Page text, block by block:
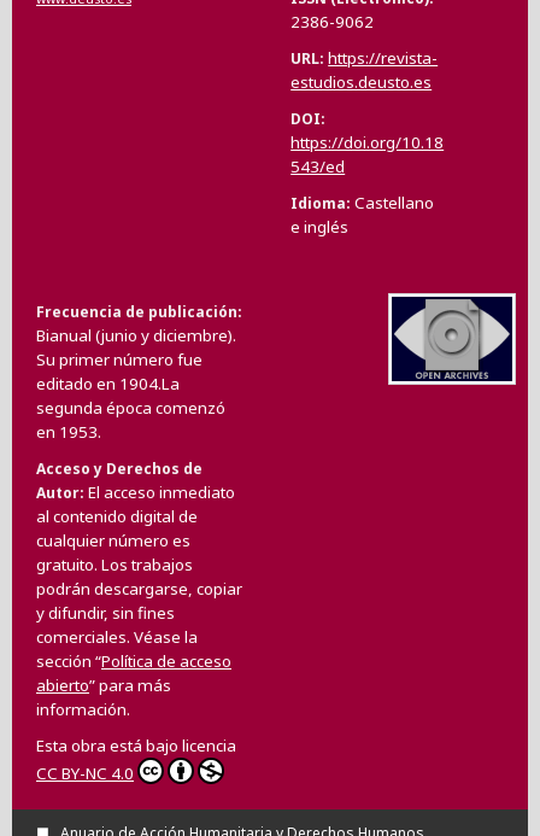
2386-9062
URL https://revista-
estudios.deusto.es
DOI
https://doi.org/10.18
543/ed
Idioma Castellano
e inglés
Frecuencia de publicación
Bianual (junio y diciembre).
Su primer número fue
editado en 1904.La
segunda época comenzó
en 1953.
Acceso y Derechos de
Autor El acceso inmediato
al contenido digital de
cualquier número es
gratuito. Los trabajos
podrán descargarse, copiar
y difundir, sin fines
comerciales. Véase la
sección “Política de acceso
abierto” para más
información.
Esta obra está bajo licencia
CC BY-NC 4.0